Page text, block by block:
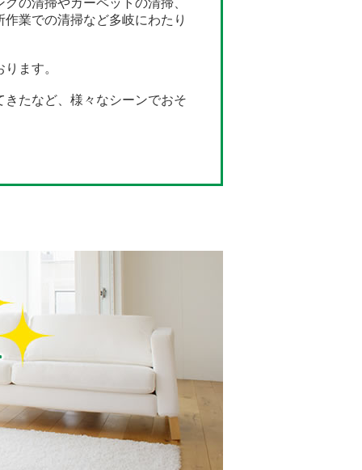
業での清掃など多岐にわたり
ます。
たなど、様々なシーンでおそ